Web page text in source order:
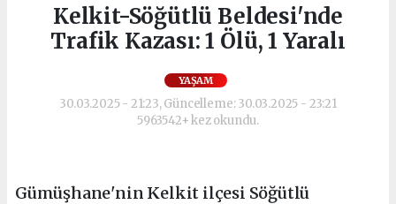
Kelkit-Söğütlü Beldesi'nde
Trafik Kazası: 1 Ölü, 1 Yaralı
YAŞAM
30.03.2025 - 21:23, Güncelleme: 30.03.2025 - 23:21
5963542+ kez okundu.
Gümüşhane'nin Kelkit ilçesi Söğütlü